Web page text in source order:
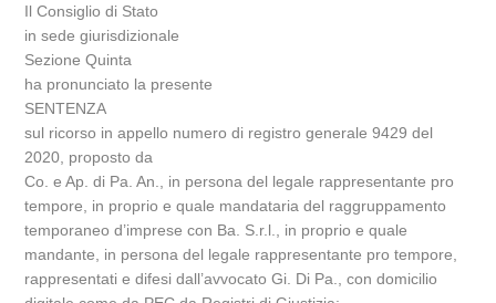
Il Consiglio di Stato
in sede giurisdizionale
Sezione Quinta
ha pronunciato la presente
SENTENZA
sul ricorso in appello numero di registro generale 9429 del
2020, proposto da
Co. e Ap. di Pa. An., in persona del legale rappresentante pro
tempore, in proprio e quale mandataria del raggruppamento
temporaneo d’imprese con Ba. S.r.l., in proprio e quale
mandante, in persona del legale rappresentante pro tempore,
rappresentati e difesi dall’avvocato Gi. Di Pa., con domicilio